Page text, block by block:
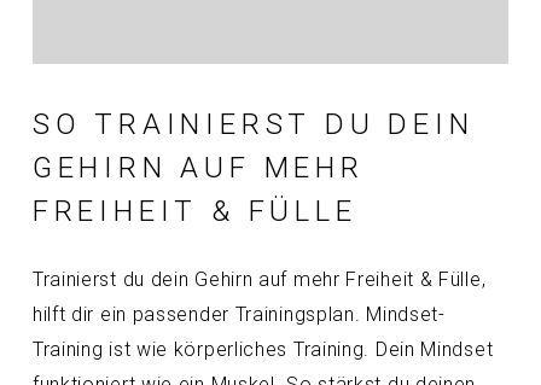
SO TRAINIERST DU DEIN
GEHIRN AUF MEHR
FREIHEIT & FÜLLE
Trainierst du dein Gehirn auf mehr Freiheit & Fülle,
hilft dir ein passender Trainingsplan. Mindset-
Training ist wie körperliches Training. Dein Mindset